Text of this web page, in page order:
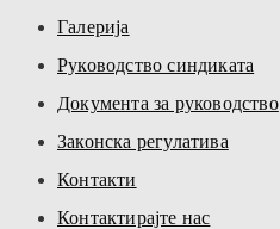
Галерија
Руководство синдиката
Документа за руководство
Законска регулатива
Контакти
Контактирајте нас